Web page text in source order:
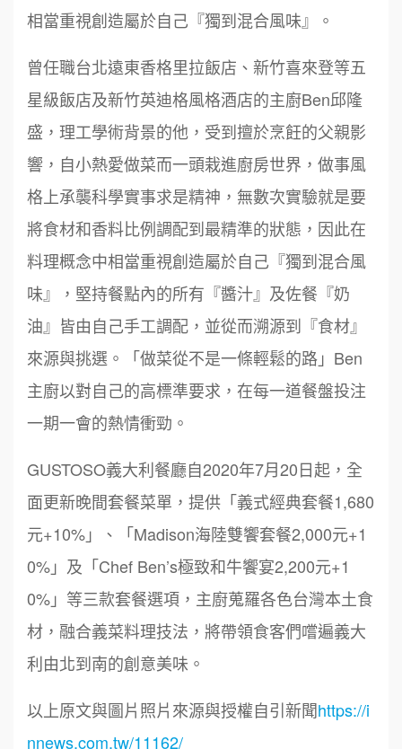
相當重視創造屬於自己『獨到混合風味』。
曾任職台北遠東香格里拉飯店、新竹喜來登等五
星級飯店及新竹英迪格風格酒店的主廚Ben邱隆
盛，理工學術背景的他，受到擅於烹飪的父親影
響，自小熱愛做菜而一頭栽進廚房世界，做事風
格上承襲科學實事求是精神，無數次實驗就是要
將食材和香料比例調配到最精準的狀態，因此在
料理概念中相當重視創造屬於自己『獨到混合風
味』，堅持餐點內的所有『醬汁』及佐餐『奶
油』皆由自己手工調配，並從而溯源到『食材』
來源與挑選。「做菜從不是一條輕鬆的路」Ben
主廚以對自己的高標準要求，在每一道餐盤投注
一期一會的熱情衝勁。
GUSTOSO義大利餐廳自2020年7月20日起，全
面更新晚間套餐菜單，提供「義式經典套餐1,680
元+10%」、「Madison海陸雙饗套餐2,000元+1
0%」及「Chef Ben’s極致和牛饗宴2,200元+1
0%」等三款套餐選項，主廚蒐羅各色台灣本土食
材，融合義菜料理技法，將帶領食客們嚐遍義大
利由北到南的創意美味。
以上原文與圖片照片來源與授權自引新聞https://i
nnews.com.tw/11162/
6 鼎威維修
88thai發發泰-泰式飯行家
8 呷尚寶
SHARE TEA歇腳亭
10 TEA TOP台灣第一味
100萬 ~150萬
徐 先生/小姐 新北市
加盟預算
何 先生/小姐 台南
加盟預算